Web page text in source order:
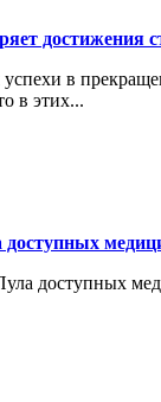
достижения
в
в этих...
доступных